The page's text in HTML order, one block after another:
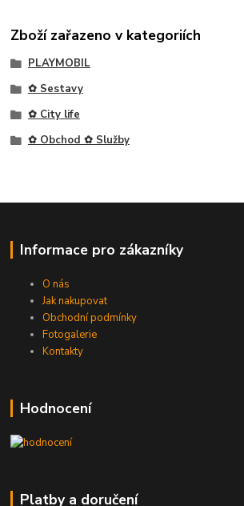
Zboží zařazeno v kategoriích
PLAYMOBIL
✿ Sestavy
✿ City life
✿ Obchod ✿ Služby
Informace pro zákazníky
O nás
Jak nakupovat
Obchodní podmínky
Fotogalerie
Kontakty
Hodnocení
Platby a doručení